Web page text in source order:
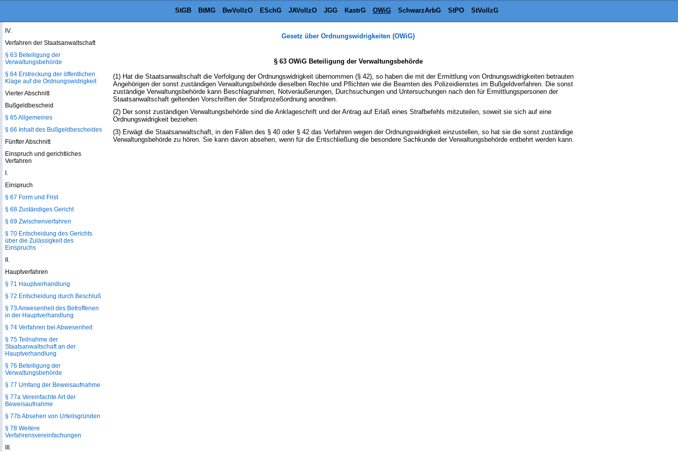
StGB BtMG BwVollzO ESchG JAVollzO JGG KastrG OWiG SchwarzArbG StPO StVollzG
Gesetz über Ordnungswidrigkeiten (OWiG)
§ 63 OWiG Beteiligung der Verwaltungsbehörde
(1) Hat die Staatsanwaltschaft die Verfolgung der Ordnungswidrigkeit übernommen (§ 42), so haben die mit der Ermittlung von Ordnungswidrigkeiten betrauten
Angehörigen der sonst zuständigen Verwaltungsbehörde dieselben Rechte und Pflichten wie die Beamten des Polizeidienstes im Bußgeldverfahren. Die sonst
zuständige Verwaltungsbehörde kann Beschlagnahmen, Notveräußerungen, Durchsuchungen und Untersuchungen nach den für Ermittlungspersonen der
Staatsanwaltschaft geltenden Vorschriften der Strafprozeßordnung anordnen.
(2) Der sonst zuständigen Verwaltungsbehörde sind die Anklageschrift und der Antrag auf Erlaß eines Strafbefehls mitzuteilen, soweit sie sich auf eine
Ordnungswidrigkeit beziehen.
(3) Erwägt die Staatsanwaltschaft, in den Fällen des § 40 oder § 42 das Verfahren wegen der Ordnungswidrigkeit einzustellen, so hat sie die sonst zuständige
Verwaltungsbehörde zu hören. Sie kann davon absehen, wenn für die Entschließung die besondere Sachkunde der Verwaltungsbehörde entbehrt werden kann.
IV.
Verfahren der Staatsanwaltschaft
§ 63 Beteiligung der
Verwaltungsbehörde
§ 64 Erstreckung der öffentlichen
Klage auf die Ordnungswidrigkeit
Vierter Abschnitt
Bußgeldbescheid
§ 65 Allgemeines
§ 66 Inhalt des Bußgeldbescheides
Fünfter Abschnitt
Einspruch und gerichtliches
Verfahren
I.
Einspruch
§ 67 Form und Frist
§ 68 Zuständiges Gericht
§ 69 Zwischenverfahren
§ 70 Entscheidung des Gerichts
über die Zulässigkeit des
Einspruchs
II.
Hauptverfahren
§ 71 Hauptverhandlung
§ 72 Entscheidung durch Beschluß
§ 73 Anwesenheit des Betroffenen
in der Hauptverhandlung
§ 74 Verfahren bei Abwesenheit
§ 75 Teilnahme der
Staatsanwaltschaft an der
Hauptverhandlung
§ 76 Beteiligung der
Verwaltungsbehörde
§ 77 Umfang der Beweisaufnahme
§ 77a Vereinfachte Art der
Beweisaufnahme
§ 77b Absehen von Urteilsgründen
§ 78 Weitere
Verfahrensvereinfachungen
III.